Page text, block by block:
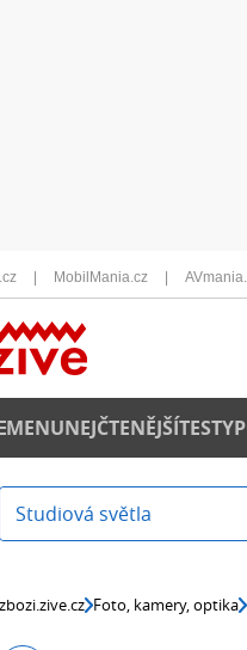
MobilMania.cz
MENUNEJČTENĚJŠÍTESTY
Studiová světla
zbozi.zive.cz Foto, kamery, optika